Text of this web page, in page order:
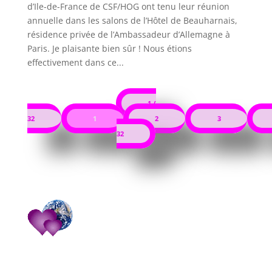
d’Ile-de-France de CSF/HOG ont tenu leur réunion
annuelle dans les salons de l’Hôtel de Beauharnais,
résidence privée de l’Ambassadeur d’Allemagne à
Paris. Je plaisante bien sûr ! Nous étions
effectivement dans ce...
1 /
32
1 2
3
32